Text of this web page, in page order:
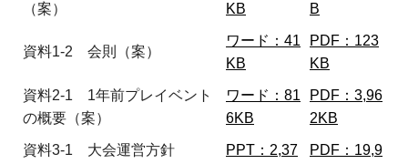
（案）
KB
B
資料1-2 会則（案）
ワード：41
KB
PDF：123
KB
資料2-1 1年前プレイベント
の概要（案）
ワード：81
6KB
PDF：3,96
2KB
資料3-1 大会運営方針
PPT：2,37
PDF：19,9